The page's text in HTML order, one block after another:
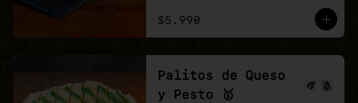
$5.990
Palitos de Queso
y Pesto 🥇